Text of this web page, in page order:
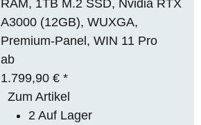
RAM, 1TB M.2 SSD, Nvidia RTX
A3000 (12GB), WUXGA,
Premium-Panel, WIN 11 Pro
ab
1.799,90 €*
Zum Artikel
2 Auf Lager